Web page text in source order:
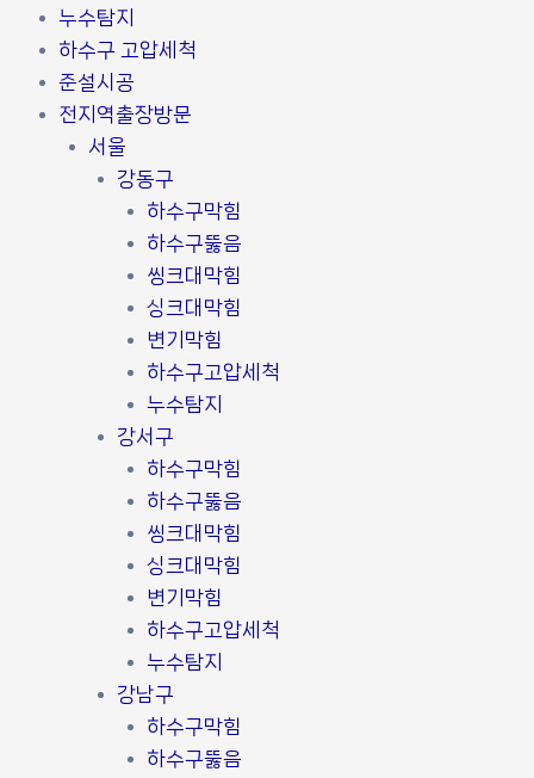
누수탐지
하수구 고압세척
준설시공
전지역출장방문
서울
강동구
하수구막힘
하수구뚫음
씽크대막힘
싱크대막힘
변기막힘
하수구고압세척
누수탐지
강서구
하수구막힘
하수구뚫음
씽크대막힘
싱크대막힘
변기막힘
하수구고압세척
누수탐지
강남구
하수구막힘
하수구뚫음